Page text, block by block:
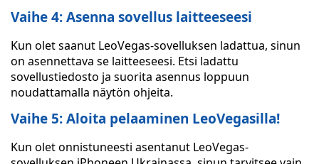
Vaihe 4: Asenna sovellus laitteeseesi
Kun olet saanut LeoVegas-sovelluksen ladattua, sinun
on asennettava se laitteeseesi. Etsi ladattu
sovellustiedosto ja suorita asennus loppuun
noudattamalla näytön ohjeita.
Vaihe 5: Aloita pelaaminen LeoVegasilla!
Kun olet onnistuneesti asentanut LeoVegas-